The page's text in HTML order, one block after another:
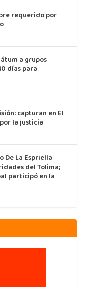
requerido por
a grupos
días para
capturan en El
la justicia
De La Espriella
del Tolima;
participó en la